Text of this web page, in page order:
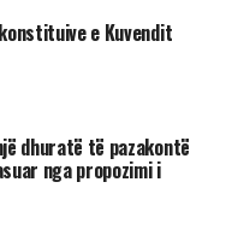
e Kuvendit
dhuratë të pazakontë
nga propozimi i